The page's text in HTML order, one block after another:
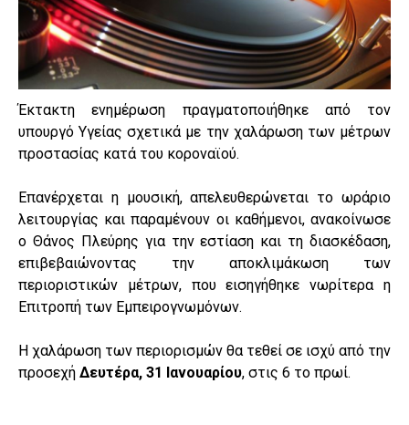
Έκτακτη ενημέρωση πραγματοποιήθηκε από τον
υπουργό Υγείας σχετικά με την χαλάρωση των μέτρων
προστασίας κατά του κοροναϊού.
Eπανέρχεται η μουσική, απελευθερώνεται το ωράριο
λειτουργίας και παραμένουν οι καθήμενοι, ανακοίνωσε
ο Θάνος Πλεύρης για την εστίαση και τη διασκέδαση,
επιβεβαιώνοντας την αποκλιμάκωση των
περιοριστικών μέτρων, που εισηγήθηκε νωρίτερα η
Επιτροπή των Εμπειρογνωμόνων.
Η χαλάρωση των περιορισμών θα τεθεί σε ισχύ από την
προσεχή Δευτέρα, 31 Ιανουαρίου, στις 6 το πρωί.